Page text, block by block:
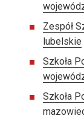
Zespół
lubelskie
Szkoła
Szkoła